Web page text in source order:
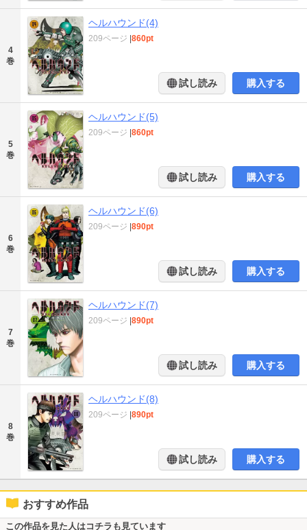
4
巻
ヘルハウンド(4)
209ページ |860pt
試し読み 購入する
5
巻
ヘルハウンド(5)
209ページ |860pt
試し読み 購入する
6
巻
ヘルハウンド(6)
209ページ |890pt
試し読み 購入する
7
巻
ヘルハウンド(7)
209ページ |890pt
試し読み 購入する
8
巻
ヘルハウンド(8)
209ページ |890pt
試し読み 購入する
おすすめ作品
この作品を見た人はコチラも見ています